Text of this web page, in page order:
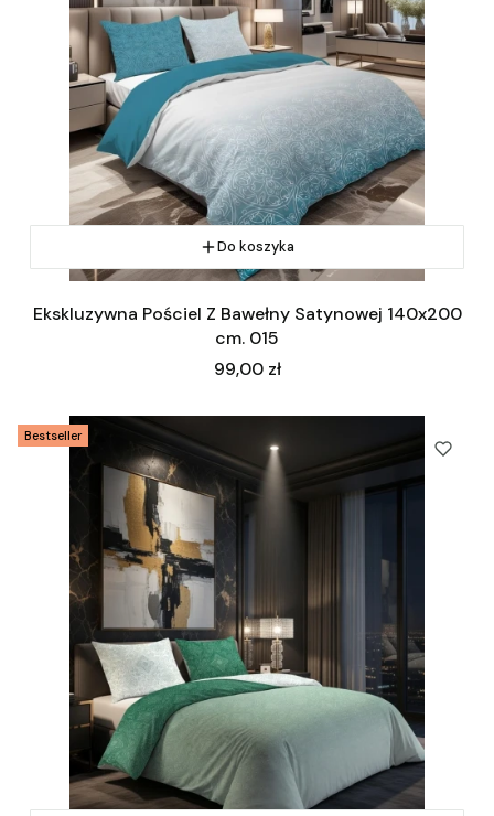
Do koszyka
Ekskluzywna Pościel Z Bawełny Satynowej 140x200
cm. 015
Cena
99,00 zł
Bestseller